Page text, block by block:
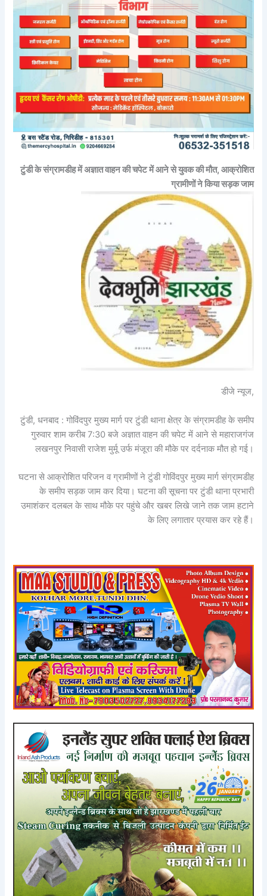
टुंडी के संग्रामडीह में अज्ञात वाहन की चपेट में आने से युवक की मौत, आक्रोशित
ग्रामीणों ने किया सड़क जाम
डीजे न्यूज,
टुंडी, धनबाद : गोविंदपुर मुख्य मार्ग पर टुंडी थाना क्षेत्र के संग्रामडीह के समीप
गुरुवार शाम करीब 7:30 बजे अज्ञात वाहन की चपेट में आने से महाराजगंज
लखनपुर निवासी राजेश मुर्मू उर्फ मंजूरा की मौके पर दर्दनाक मौत हो गई।
घटना से आक्रोशित परिजन व ग्रामीणों ने टुंडी गोविंदपुर मुख्य मार्ग संग्रामडीह
के समीप सड़क जाम कर दिया। घटना की सूचना पर टुंडी थाना प्रभारी
उमाशंकर दलबल के साथ मौके पर पहुंचे और खबर लिखे जाने तक जाम हटाने
के लिए लगातार प्रयास कर रहे हैं।